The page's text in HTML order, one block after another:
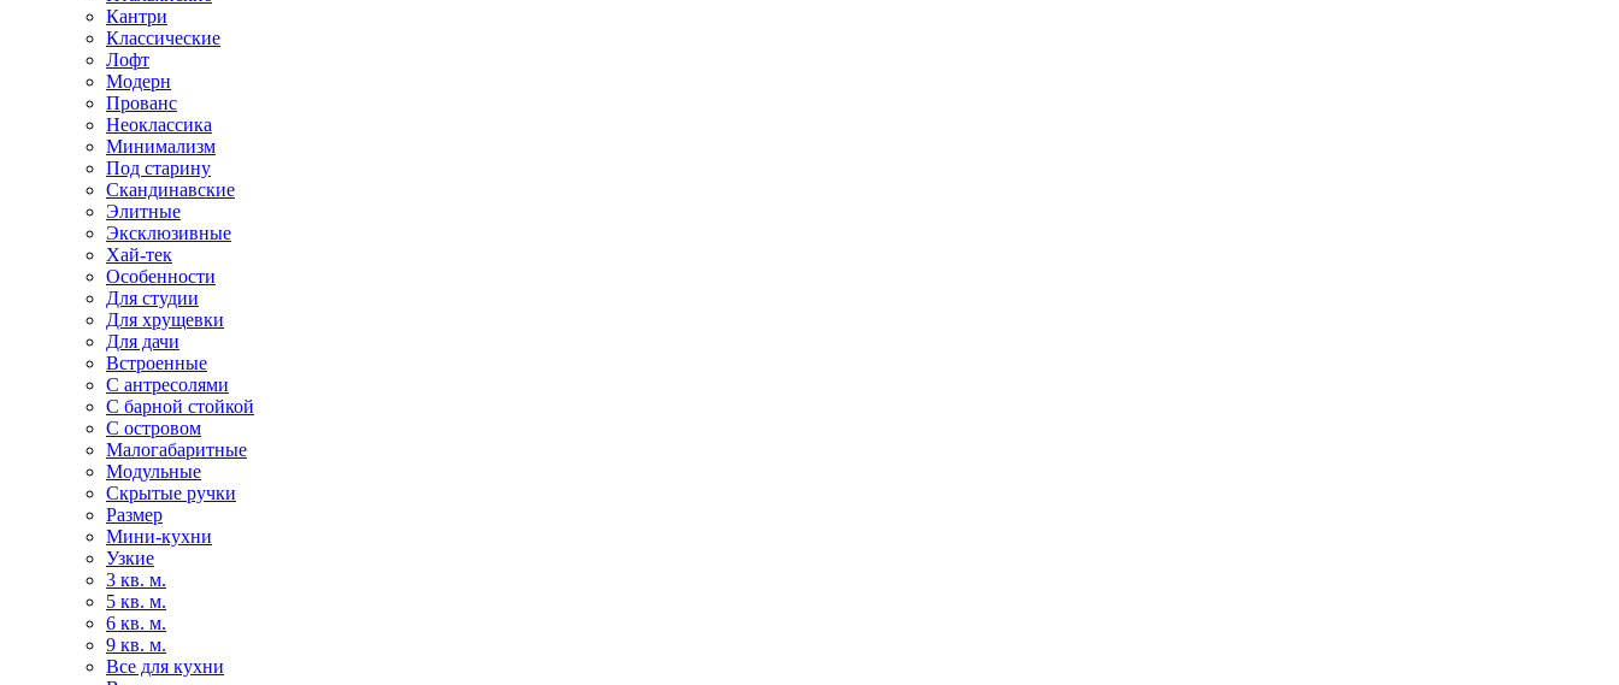
Кантри
Классические
Лофт
Модерн
Прованс
Неоклассика
Минимализм
Под старину
Скандинавские
Элитные
Эксклюзивные
Хай-тек
Особенности
Для студии
Для хрущевки
Для дачи
Встроенные
С антресолями
С барной стойкой
С островом
Малогабаритные
Модульные
Скрытые ручки
Размер
Мини-кухни
Узкие
3 кв. м.
5 кв. м.
6 кв. м.
9 кв. м.
Все для кухни